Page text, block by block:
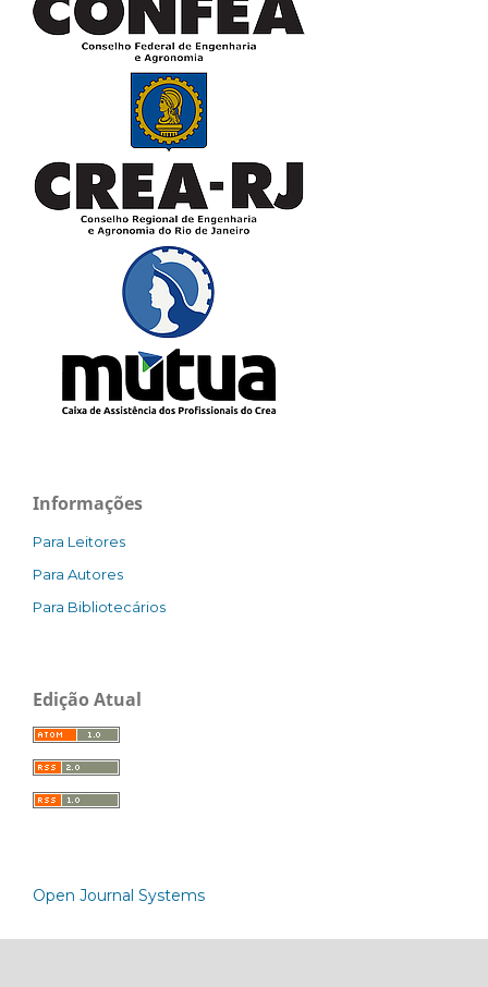
Informações
Para Leitores
Para Autores
Para Bibliotecários
Edição Atual
Open Journal Systems